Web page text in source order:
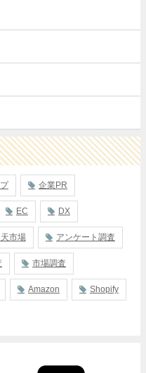
企業PR
EC DX
市場 アンケート調査
市場調査
Amazon Shopify